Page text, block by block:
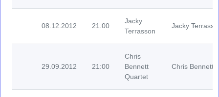
08.12.2012 21:00
Jacky
Terrasson
Jacky
29.09.2012 21:00
Chris
Bennett
Quartet
Chris Bennett